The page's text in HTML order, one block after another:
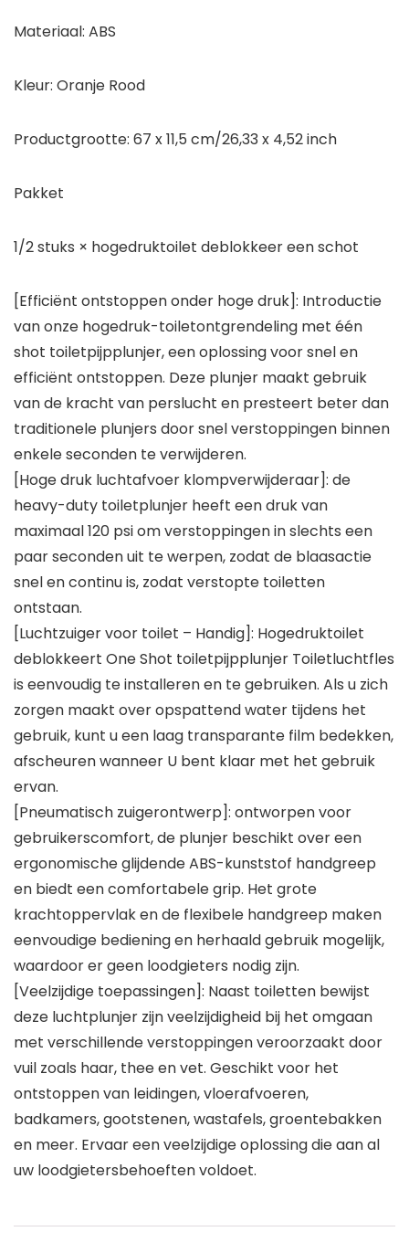
Materiaal: ABS
Kleur: Oranje Rood
Productgrootte: 67 x 11,5 cm/26,33 x 4,52 inch
Pakket
1/2 stuks × hogedruktoilet deblokkeer een schot
[Efficiënt ontstoppen onder hoge druk]: Introductie
van onze hogedruk-toiletontgrendeling met één
shot toiletpijpplunjer, een oplossing voor snel en
efficiënt ontstoppen. Deze plunjer maakt gebruik
van de kracht van perslucht en presteert beter dan
traditionele plunjers door snel verstoppingen binnen
enkele seconden te verwijderen.
[Hoge druk luchtafvoer klompverwijderaar]: de
heavy-duty toiletplunjer heeft een druk van
maximaal 120 psi om verstoppingen in slechts een
paar seconden uit te werpen, zodat de blaasactie
snel en continu is, zodat verstopte toiletten
ontstaan.
[Luchtzuiger voor toilet – Handig]: Hogedruktoilet
deblokkeert One Shot toiletpijpplunjer Toiletluchtfles
is eenvoudig te installeren en te gebruiken. Als u zich
zorgen maakt over opspattend water tijdens het
gebruik, kunt u een laag transparante film bedekken,
afscheuren wanneer U bent klaar met het gebruik
ervan.
[Pneumatisch zuigerontwerp]: ontworpen voor
gebruikerscomfort, de plunjer beschikt over een
ergonomische glijdende ABS-kunststof handgreep
en biedt een comfortabele grip. Het grote
krachtoppervlak en de flexibele handgreep maken
eenvoudige bediening en herhaald gebruik mogelijk,
waardoor er geen loodgieters nodig zijn.
[Veelzijdige toepassingen]: Naast toiletten bewijst
deze luchtplunjer zijn veelzijdigheid bij het omgaan
met verschillende verstoppingen veroorzaakt door
vuil zoals haar, thee en vet. Geschikt voor het
ontstoppen van leidingen, vloerafvoeren,
badkamers, gootstenen, wastafels, groentebakken
en meer. Ervaar een veelzijdige oplossing die aan al
uw loodgietersbehoeften voldoet.